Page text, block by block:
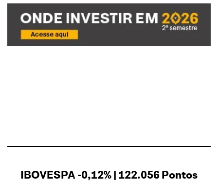
IBOVESPA -0,12% | 122.056 Pontos